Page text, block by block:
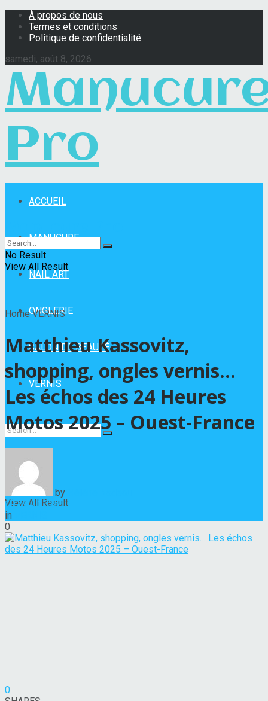
À propos de nous
Termes et conditions
Politique de confidentialité
samedi, août 8, 2026
Pro
ACCUEIL
MANUCURE
NAIL ART
ONGLERIE
SALON DE BEAUTÉ
VERNIS
No Result
View All Result
No Result
View All Result
Home VERNIS
Matthieu Kassovitz,
shopping, ongles vernis…
Les échos des 24 Heures
Motos 2025 – Ouest-France
by
19 avril 2025
in
0
0